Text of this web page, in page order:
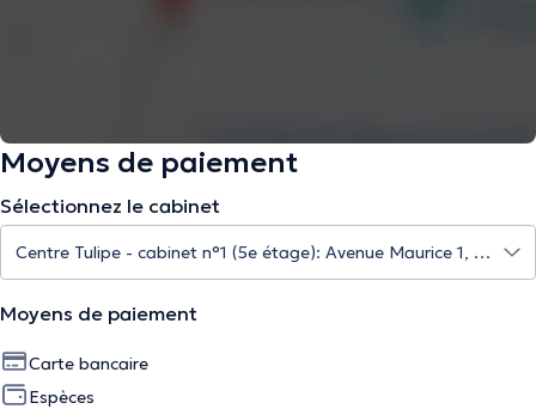
Moyens de paiement
Sélectionnez le cabinet
Moyens de paiement
Carte bancaire
Espèces